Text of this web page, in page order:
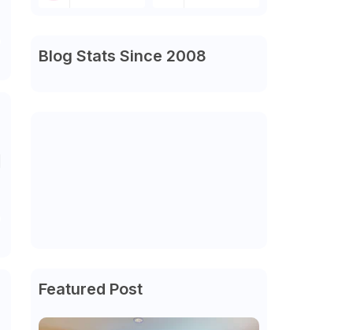
Blog Stats Since 2008
Featured Post